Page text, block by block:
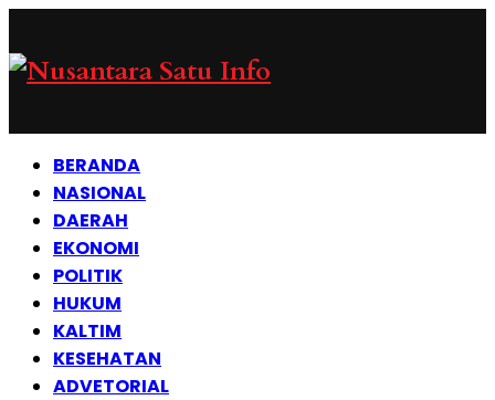
BERANDA
NASIONAL
DAERAH
EKONOMI
POLITIK
HUKUM
KALTIM
KESEHATAN
ADVETORIAL